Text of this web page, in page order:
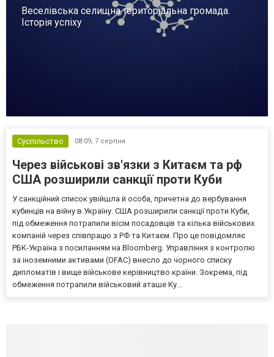
Веселівська селищна територіальна громада.
Історія успіху
Суспільство 08:09, 7 серпня
Через військові зв'язки з Китаєм та рф
США розширили санкції проти Куби
У санкційний список увійшла й особа, причетна до вербування
кубинців на війну в Україну. США розширили санкції проти Куби,
під обмеження потрапили вісім посадовців та кілька військових
компаній через співпрацю з РФ та Китаєм. Про це повідомляє
РБК-Україна з посиланням на Bloomberg. Управління з контролю
за іноземними активами (OFAC) внесло до чорного списку
дипломатів і вище військове керівництво країни. Зокрема, під
обмеження потрапили військовий аташе Ку...